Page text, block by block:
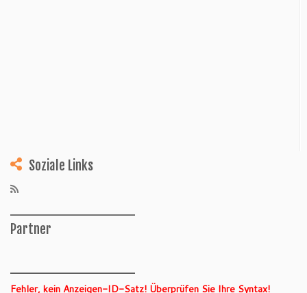
Soziale Links
Partner
Fehler, kein Anzeigen-ID-Satz! Überprüfen Sie Ihre Syntax!